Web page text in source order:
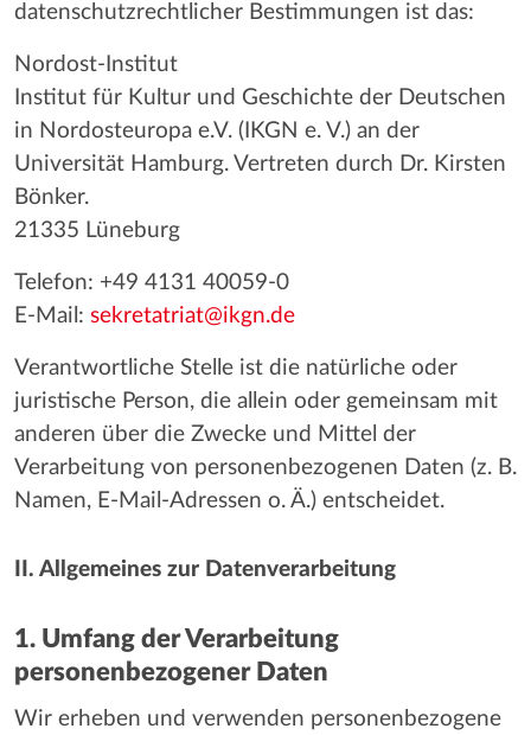
datenschutzrechtlicher Bestimmungen ist das:
Nordost-Institut
Institut für Kultur und Geschichte der Deutschen
in Nordosteuropa e.V. (IKGN e. V.) an der
Universität Hamburg. Vertreten durch Dr. Kirsten
Bönker.
21335 Lüneburg
Telefon: +49 4131 40059-0
E-Mail: sekretatriat@ikgn.de
Verantwortliche Stelle ist die natürliche oder
juristische Person, die allein oder gemeinsam mit
anderen über die Zwecke und Mittel der
Verarbeitung von personenbezogenen Daten (z. B.
Namen, E-Mail-Adressen o. Ä.) entscheidet.
II. Allgemeines zur Datenverarbeitung
1. Umfang der Verarbeitung
personenbezogener Daten
Wir erheben und verwenden personenbezogene